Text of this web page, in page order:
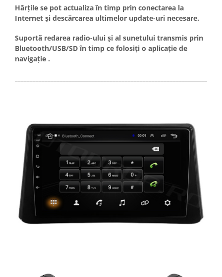
Hărțile se pot actualiza în timp prin conectarea la
Internet și descărcarea ultimelor update-uri necesare.
Suportă redarea radio-ului și al sunetului transmis prin
Bluetooth/USB/SD în timp ce folosiți o aplicație de
navigație .